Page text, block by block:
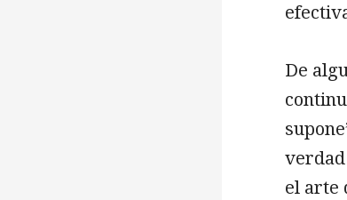
De
verdad
el arte